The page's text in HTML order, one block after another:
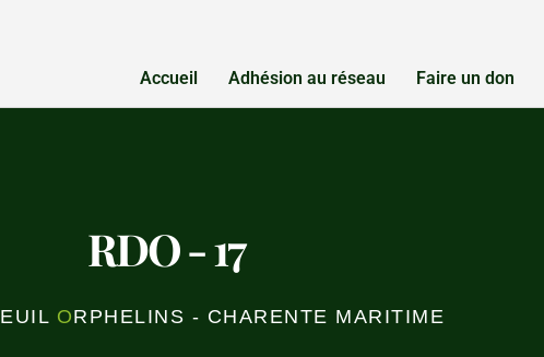
Accueil Adhésion au réseau Faire un don
RDO - 17
EUIL ORPHELINS - CHARENTE MARITIME